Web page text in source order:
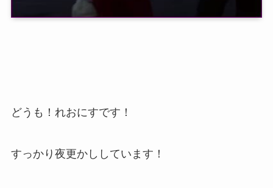
どうも！れおにすです！
すっかり夜更かししています！